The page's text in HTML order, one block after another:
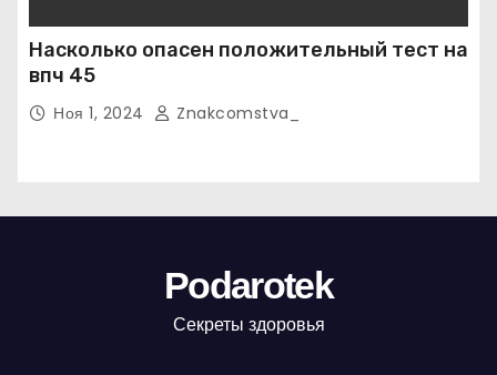
Насколько опасен положительный тест на
впч 45
Ноя 1, 2024 Znakcomstva_
Podarotek
Секреты здоровья